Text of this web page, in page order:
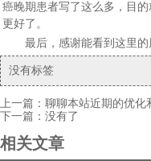
癌晚期患者写了这么多，目
更好了。
最后，感谢能看到这里
没有标签
上一篇： 聊聊本站近期的优化
下一篇：没有了
相关文章